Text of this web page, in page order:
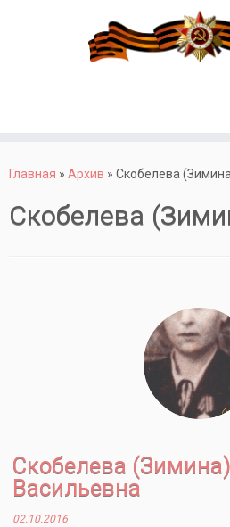
Главная » Архив » Скобелева
Скобелева
Скобелева
Васильевна
02.10.2016